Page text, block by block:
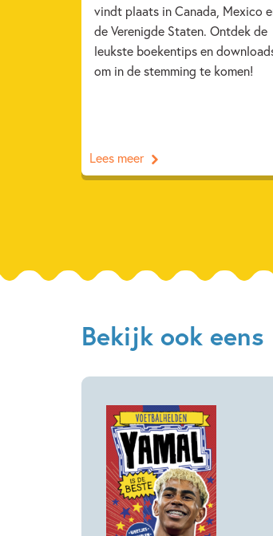
vindt plaats in Canada, Mexico
de Verenigde Staten. Ontdek de
leukste boekentips en
om in de stemming te komen!
Lees meer
Bekijk ook eens